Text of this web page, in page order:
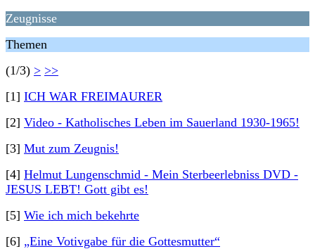
Zeugnisse
Themen
(1/3) > >>
[1] ICH WAR FREIMAURER
[2] Video - Katholisches Leben im Sauerland 1930-1965!
[3] Mut zum Zeugnis!
[4] Helmut Lungenschmid - Mein Sterbeerlebniss DVD -
JESUS LEBT! Gott gibt es!
[5] Wie ich mich bekehrte
[6] „Eine Votivgabe für die Gottesmutter“